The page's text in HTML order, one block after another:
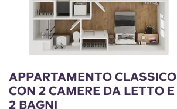
APPARTAMENTO CLASSICO
CON 2 CAMERE DA LETTO E
2 BAGNI